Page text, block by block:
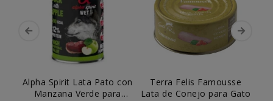
Alpha Spirit Lata Pato con
Manzana Verde para
Terra Felis Famousse
Lata de Conejo para Gato